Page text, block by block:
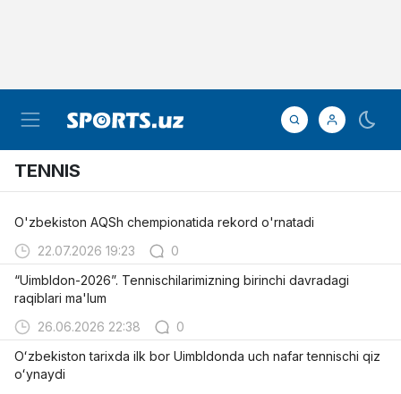
TENNIS
O'zbekiston AQSh chempionatida rekord o'rnatadi
22.07.2026 19:23
0
“Uimbldon-2026”. Tennischilarimizning birinchi davradagi
raqiblari ma'lum
26.06.2026 22:38
0
Oʻzbekiston tarixda ilk bor Uimbldonda uch nafar tennischi qiz
oʻynaydi